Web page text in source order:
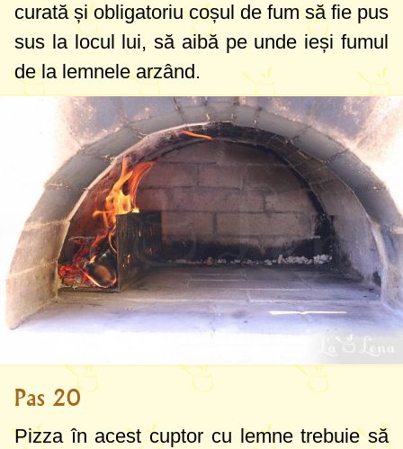
curată și obligatoriu coșul de fum să fie pus
sus la locul lui, să aibă pe unde ieși fumul
de la lemnele arzând.
Pas 20
Pizza în acest cuptor cu lemne trebuie să